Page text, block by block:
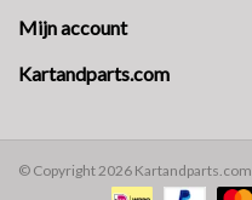
Mijn account
Kartandparts.com
© Copyright 2026 Kartandparts.com